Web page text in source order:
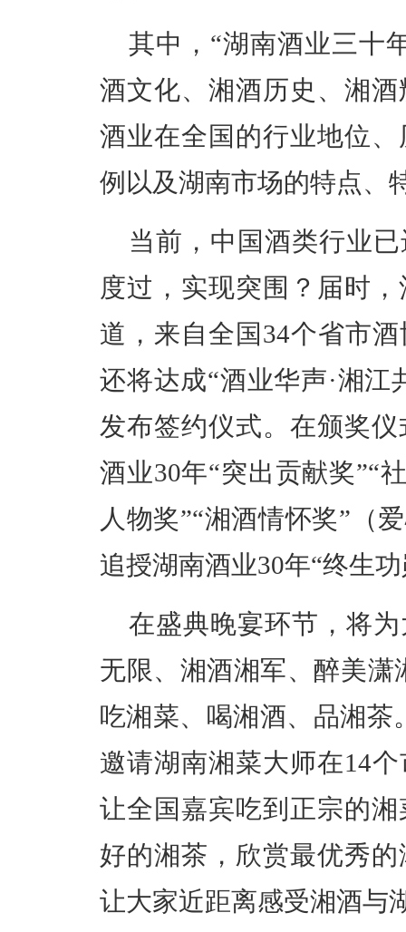
其中，“湖南酒业三十
酒文化、湘酒历史、湘
酒业在全国的行业地位
例以及湖南市场的特点、
当前，中国酒类行业
度过，实现突围？届时
道，来自全国34个省市
还将达成“酒业华声·湘江
发布签约仪式。在颁奖
酒业30年“突出贡献奖”“
人物奖”“湘酒情怀奖”（
追授湖南酒业30年“终生
在盛典晚宴环节，将
无限、湘酒湘军、醉美潇
吃湘菜、喝湘酒、品湘茶
邀请湖南湘菜大师在14
让全国嘉宾吃到正宗的
好的湘茶，欣赏最优秀
让大家近距离感受湘酒与